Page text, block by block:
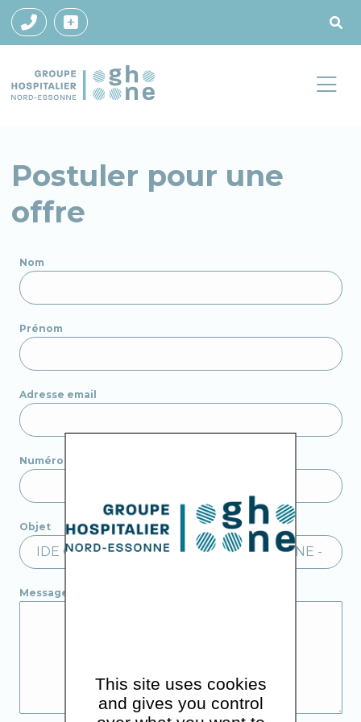
Postuler pour une
offre
Nom
Prénom
Adresse email
Numéro de téléphone
Objet
Message
This site uses cookies
and gives you control